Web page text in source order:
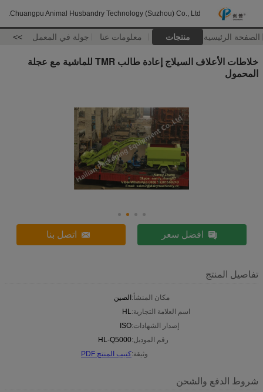
Chuangpu Animal Husbandry Technology (Suzhou) Co., Ltd.
الصفحة الرئيسية منتجات معلومات عنا جولة في المعمل >>
خلاطات الأعلاف السيلاج إعادة طالب TMR للماشية مع عجلة
المحمول
افضل سعر اتصل بنا
تفاصيل المنتج
مكان المنشأ:الصين
اسم العلامة التجارية:HL
إصدار الشهادات:ISO
رقم الموديل:HL-Q5000
وثيقة:كتيب المنتج PDF
شروط الدفع والشحن